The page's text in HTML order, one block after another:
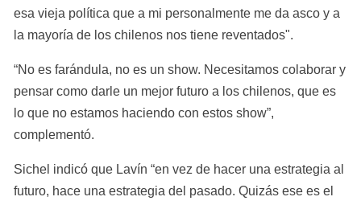
esa vieja política que a mi personalmente me da asco y a
la mayoría de los chilenos nos tiene reventados".
“No es farándula, no es un show. Necesitamos colaborar y
pensar como darle un mejor futuro a los chilenos, que es
lo que no estamos haciendo con estos show”,
complementó.
Sichel indicó que Lavín “en vez de hacer una estrategia al
futuro, hace una estrategia del pasado. Quizás ese es el